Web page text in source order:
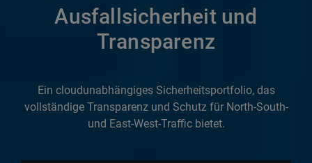
Ausfallsicherheit und
Transparenz
Ein cloudunabhängiges Sicherheitsportfolio, das
vollständige Transparenz und Schutz für North-South-
und East-West-Traffic bietet.